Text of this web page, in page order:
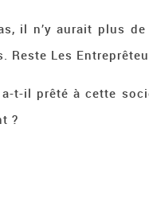
il n’y aurait plus
Reste Les
a-t-il prêté à cette
?